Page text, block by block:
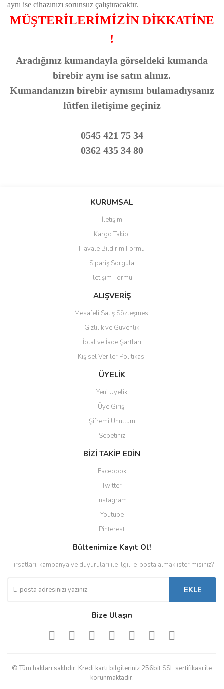
aynı ise cihazınızı sorunsuz çalıştıracaktır.
MÜŞTERİLERİMİZİN DİKKATİNE
!
Aradığınız kumandayla görseldeki kumanda
birebir aynı ise satın alınız.
Kumandanızın birebir aynısını bulamadıysanız
lütfen iletişime geçiniz
0545 421 75 34
0362 435 34 80
Bu ürüne ilk yorumu siz yapın!
Ürün resmi kalitesiz, bozuk veya görüntülenemiyor.
Ürün açıklamasında eksik bilgiler bulunuyor.
Ürün bilgilerinde hatalar bulunuyor.
Ürün fiyatı diğer sitelerden daha pahalı.
Bu ürüne benzer farklı alternatifler olmalı.
Gönder
KURUMSAL
İletişim
Kargo Takibi
Havale Bildirim Formu
Sipariş Sorgula
İletişim Formu
ALIŞVERİŞ
Mesafeli Satış Sözleşmesi
Gizlilik ve Güvenlik
İptal ve İade Şartları
Kişisel Veriler Politikası
ÜYELİK
Yeni Üyelik
Üye Girişi
Şifremi Unuttum
Sepetiniz
BİZİ TAKİP EDİN
Facebook
Twitter
Instagram
Youtube
Pinterest
Bültenimize Kayıt Ol!
Fırsatları, kampanya ve duyuruları ile ilgili e-posta almak ister misiniz?
EKLE
Bize Ulaşın
© Tüm hakları saklıdır. Kredi kartı bilgileriniz 256bit SSL sertifikası ile
korunmaktadır.